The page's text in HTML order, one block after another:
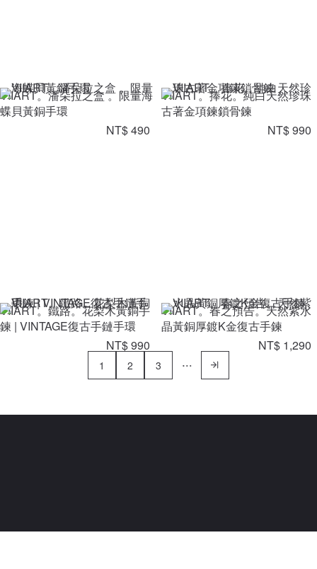
VIIART。潘朵拉之盒 。限量海
蝶貝黃銅手環
NT$ 490
VIIART。捧花。純白天然珍珠
古著金項鍊鎖骨鍊
NT$ 990
VIIART。鐵路。花梨木黃銅手
鍊 | VINTAGE復古手鏈手環
NT$ 990
VIIART。春之預告。天然紫水
晶黃銅厚鍍K金復古手鍊
NT$ 1,290
1 2 3